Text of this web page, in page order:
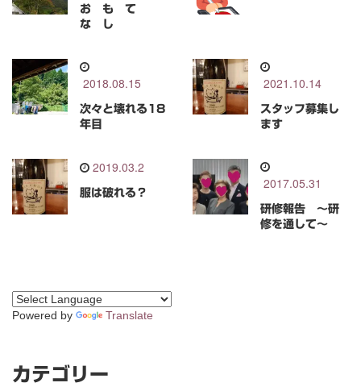
お も て
な し
2018.08.15
次々と壊れる18
年目
2021.10.14
スタッフ募集し
ます
2019.03.2
服は破れる？
2017.05.31
研修報告 ～研
修を通して～
Powered by Translate
カテゴリー